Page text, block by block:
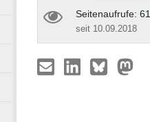
Seitenaufrufe: 61
seit 10.09.2018